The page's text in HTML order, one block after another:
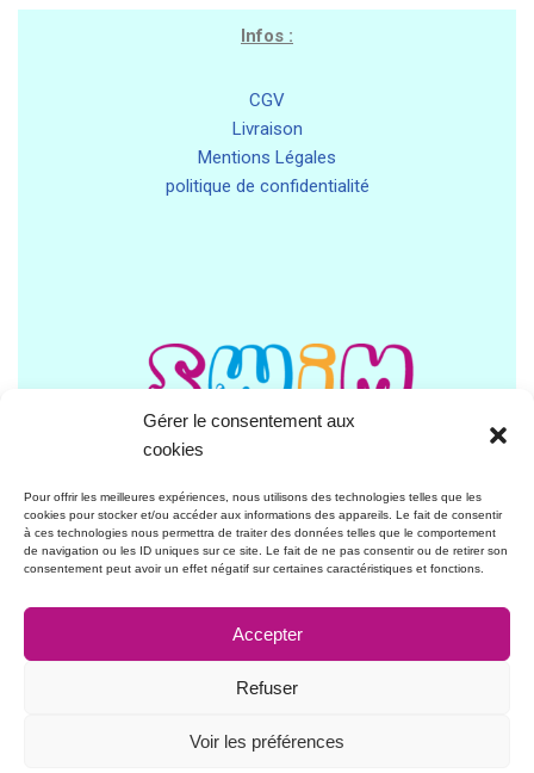
Gérer le consentement aux
cookies
Pour offrir les meilleures expériences, nous utilisons des technologies telles que les
cookies pour stocker et/ou accéder aux informations des appareils. Le fait de consentir
à ces technologies nous permettra de traiter des données telles que le comportement
de navigation ou les ID uniques sur ce site. Le fait de ne pas consentir ou de retirer son
consentement peut avoir un effet négatif sur certaines caractéristiques et fonctions.
Accepter
Refuser
Voir les préférences
Infos :
CGV
Livraison
Mentions Légales
politique de confidentialité
swimsafe@homeswimhome.fr